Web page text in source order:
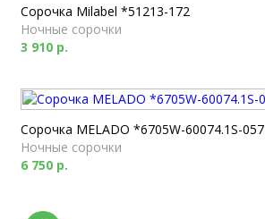
Сорочка Milabel *51213-172
Ночные сорочки
3 910 р.
Сорочка MELADO *6705W-60074.1S-057
Ночные сорочки
6 750 р.